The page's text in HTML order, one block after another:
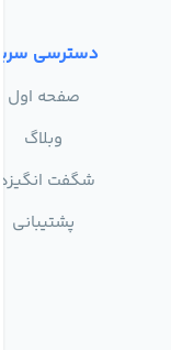
دسترسی سریع
صفحه اول
وبلاگ
شگفت انگیزها
پشتیبانی